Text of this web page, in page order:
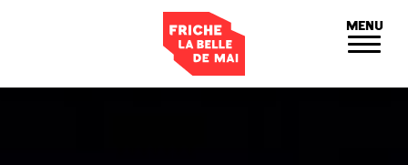
MENU
Panneau de gestion des cookies